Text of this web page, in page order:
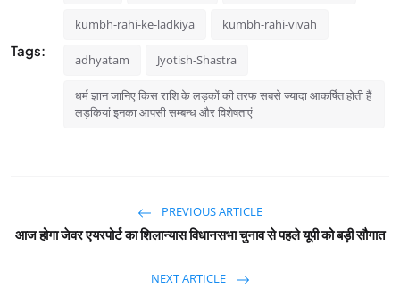
Tags:
kumbh-rahi-ke-ladkiya kumbh-rahi-vivah
adhyatam Jyotish-Shastra
धर्म ज्ञान जानिए किस राशि के लड़कों की तरफ सबसे ज्यादा आकर्षित होती हैं
लड़कियां इनका आपसी सम्बन्ध और विशेषताएं
PREVIOUS ARTICLE
आज होगा जेवर एयरपोर्ट का शिलान्यास विधानसभा चुनाव से पहले यूपी को बड़ी सौगात
NEXT ARTICLE